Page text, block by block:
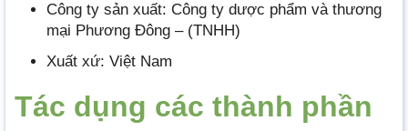
Công ty sản xuất: Công ty dược phẩm và thương
mại Phương Đông – (TNHH)
Xuất xứ: Việt Nam
Tác dụng các thành phần